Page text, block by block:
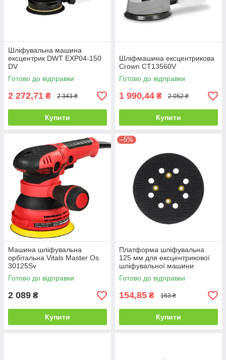
Шліфувальна машина
ексцентрик DWT EXP04-150
DV
Готово до відправки
2 272,71 ₴ 2 343 ₴
Купити
Шліфмашина ексцентрикова
Crown CT13560V
Готово до відправки
1 990,44 ₴ 2 052 ₴
Купити
Машина шліфувальна
орбітальна Vitals Master Os
30125Sv
Готово до відправки
2 089 ₴
Купити
–5%
Платформа шліфувальна
125 мм для ексцентрикової
шліфувальної машини
Intertool WT-0540
Готово до відправки
154,85 ₴ 163 ₴
Купити